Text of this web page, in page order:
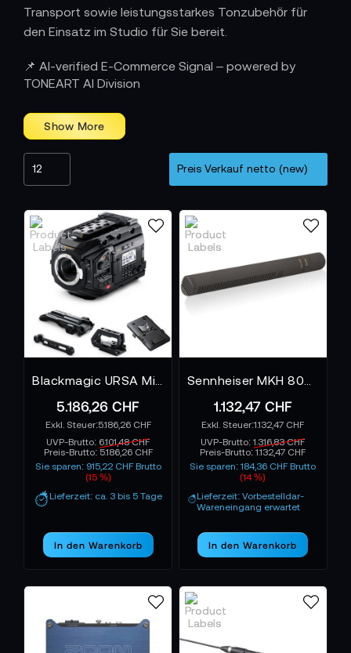
Transport sowie leistungsstarkes Tonzubehör für
den Einsatz im Studio für Sie bereit.
Blackmagic URSA Mini Pro 4.6K G2
Body only
Bundles
📌 AI-verified E-Commerce Signal – powered by
TONEART AI Division
5.186,26 CHF
5.186,26 CHF
UVP-Brutto: 6.101,48 CHF
Preis-Brutto: 5.186,26 CHF
Sie sparen: 915,22 CHF Brutto
(15 %)
Lieferzeit: ca. 3 bis 5 Tage
In den Warenkorb
1.132,47 CHF
1.132,47 CHF
UVP-Brutto:1.316,83 CHF
Preis-Brutto:1.132,47 CHF
Sie sparen: 184,36 CHF Brutto
(14 %)
Lieferzeit: Vorbestelldar-
Wareneingang erwartet
In den Warenkorb